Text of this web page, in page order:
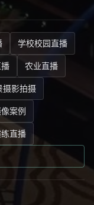
学校校园直播
农业直播
摄影拍摄
案例
直播